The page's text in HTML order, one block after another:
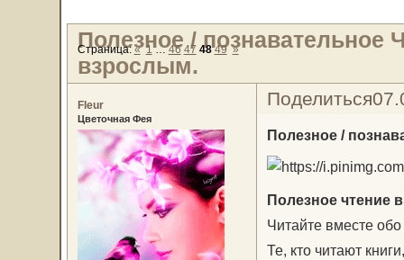
Полезное /
взрослым.
Страница:« 1 … 46 47 48 49 »
Поделиться
Fleur
Цветочная Фея
Полезное /
Полезное чтение
Читайте вместе
Те, кто читают